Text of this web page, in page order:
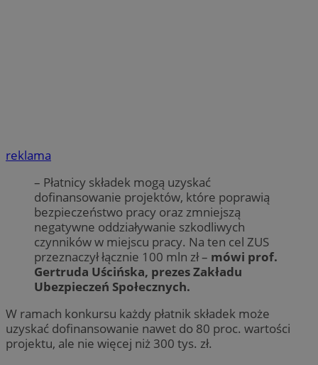
reklama
– Płatnicy składek mogą uzyskać
dofinansowanie projektów, które poprawią
bezpieczeństwo pracy oraz zmniejszą
negatywne oddziaływanie szkodliwych
czynników w miejscu pracy. Na ten cel ZUS
przeznaczył łącznie 100 mln zł – mówi prof.
Gertruda Uścińska, prezes Zakładu
Ubezpieczeń Społecznych.
W ramach konkursu każdy płatnik składek może
uzyskać dofinansowanie nawet do 80 proc. wartości
projektu, ale nie więcej niż 300 tys. zł.